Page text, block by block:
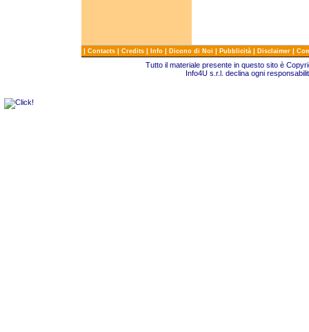
| Contacts | Credits | Info | Dicono di Noi | Pubblicità | Disclaimer |
Tutto il materiale presente in questo sito è
Info4U s.r.l. declina ogni